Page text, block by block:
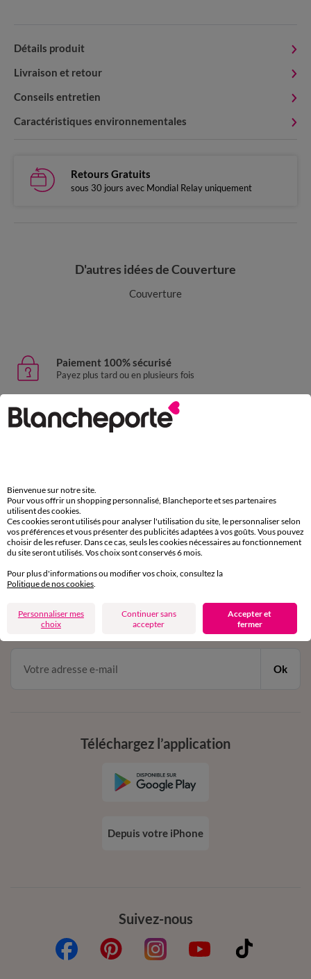
Détails produit
Livraison et retour
Conseils entretien
Caractéristiques environnementales
Retours Gratuits
sous 30 jours avec Mondial Relay uniquement
D'autres idées de Couverture
Couverture
Paiement 100% sécurisé
Payez plus tard ou en plusieurs fois
Livraison express
domicile, relais, consignes automatiques
Service clients
par chat et par téléphone
de 8h00 à 20h00 du lundi au samedi
11€ Offerts
en vous inscrivant à la newsletter
dès 20€ d’achat
conditions dans votre email de confirmation
Ok
Suivez-nous
Téléchargez l’application
Depuis votre iPhone
Bienvenue sur notre site.
Pour vous offrir un shopping personnalisé, Blancheporte et ses partenaires
utilisent des cookies.
Ces cookies seront utilisés pour analyser l'utilisation du site, le personnaliser selon
vos préférences et vous présenter des publicités adaptées à vos goûts. Vous pouvez
choisir de les refuser. Dans ce cas, seuls les cookies nécessaires au fonctionnement
du site seront utilisés. Vos choix sont conservés 6 mois.
Pour plus d'informations ou modifier vos choix, consultez la
Politique de nos cookies.
Personnaliser mes
choix
Continuer sans
accepter
Accepter et
fermer